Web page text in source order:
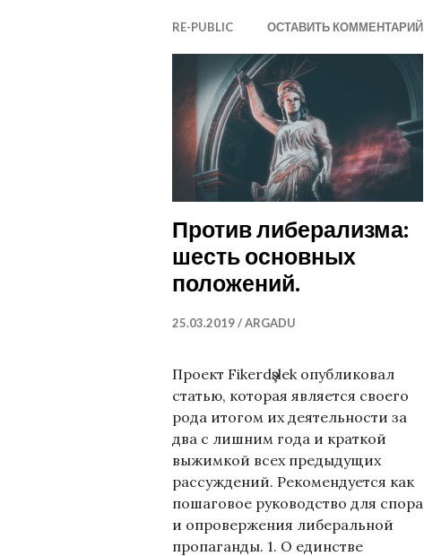
RE-PUBLIC ОСТАВИТЬ КОММЕНТАРИЙ
Против либерализма:
шесть основных
положений.
25.03.2019 ARGADU
Проект Fikerdәşlek опубликовал
статью, которая является своего
рода итогом их деятельности за
два с лишним года и краткой
выжимкой всех предыдущих
рассуждений. Рекомендуется как
пошаговое руководство для спора
и опровержения либеральной
пропаганды. 1. О единстве